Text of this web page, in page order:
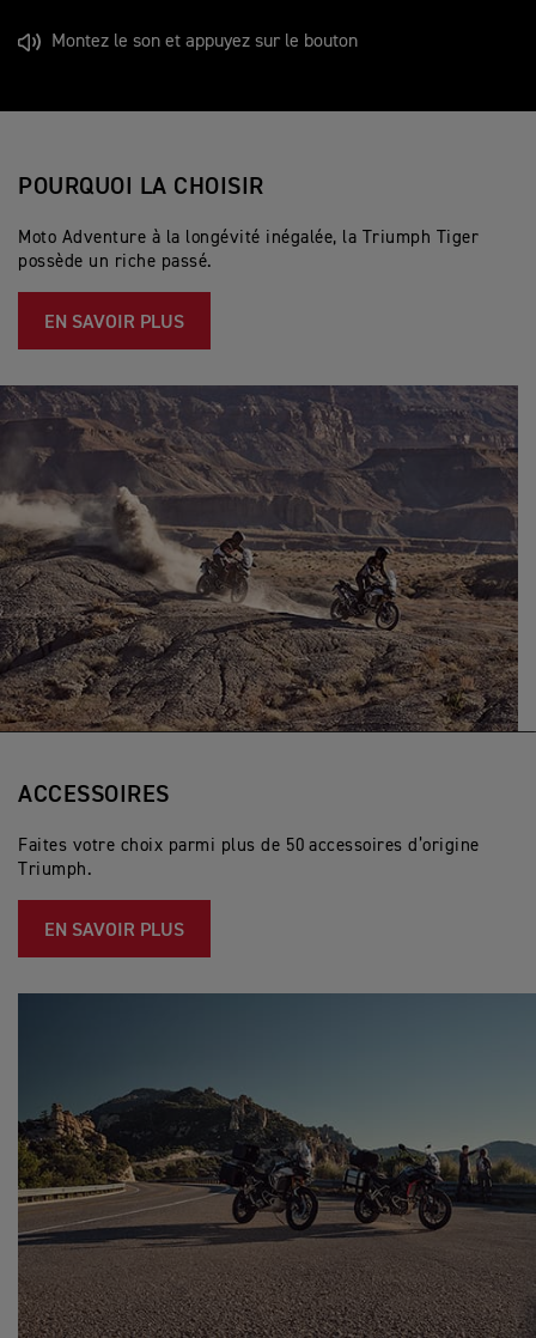
Montez le son et appuyez sur le bouton
POURQUOI LA CHOISIR
Moto Adventure à la longévité inégalée, la Triumph Tiger
possède un riche passé.
EN SAVOIR PLUS
ACCESSOIRES
Faites votre choix parmi plus de 50 accessoires d’origine
Triumph.
EN SAVOIR PLUS